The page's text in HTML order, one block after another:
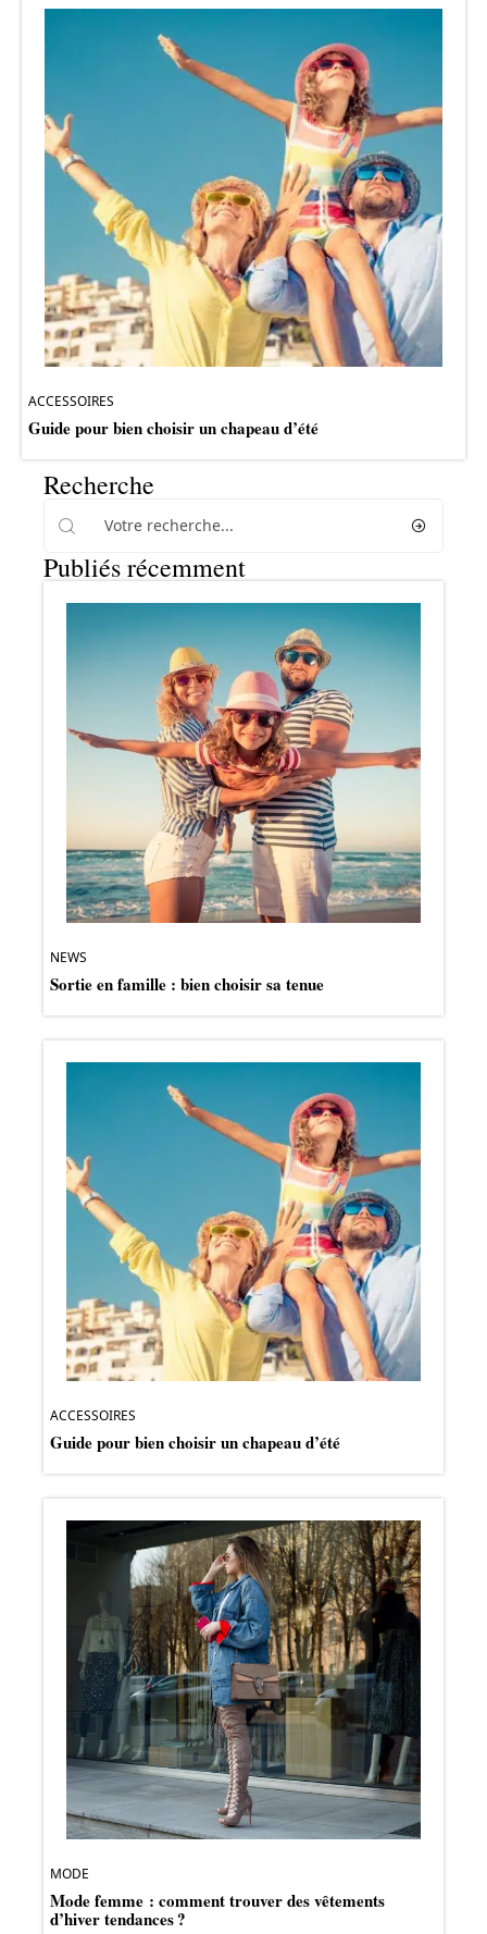
ACCESSOIRES
Guide pour bien choisir un chapeau d’été
Recherche
Publiés récemment
NEWS
Sortie en famille : bien choisir sa tenue
ACCESSOIRES
Guide pour bien choisir un chapeau d’été
MODE
Mode femme : comment trouver des vêtements
d’hiver tendances ?